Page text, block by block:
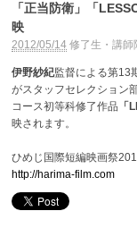
「正当防衛」「
映
2012/05/14 修了生・講師
伊野紗紀監督による第13
がスタッフセレクション
コース初等科修了作品 「
映されます。
ひめじ国際短編映画祭
http://harima-film.com